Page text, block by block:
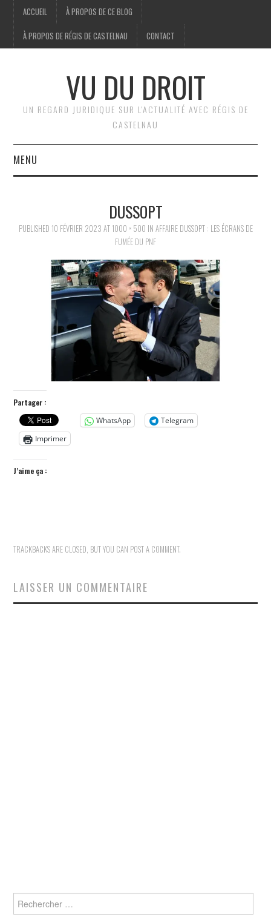
ACCUEIL À PROPOS DE CE BLOG
À PROPOS DE RÉGIS DE CASTELNAU CONTACT
VU DU DROIT
UN REGARD JURIDIQUE SUR L'ACTUALITÉ AVEC RÉGIS DE
CASTELNAU
MENU
POLITIQUE
HISTOIRE
CULTURE
SPORT
DUSSOPT
PUBLISHED 10 FÉVRIER 2023 AT1000 × 500 IN AFFAIRE DUSSOPT : LES ÉCRANS DE
FUMÉE DU PNF
Partager :
WhatsApp
Telegram
Imprimer
J’aime ça :
TRACKBACKS ARE CLOSED, BUT YOU CAN POST A COMMENT.
LAISSER UN COMMENTAIRE
Search
for: